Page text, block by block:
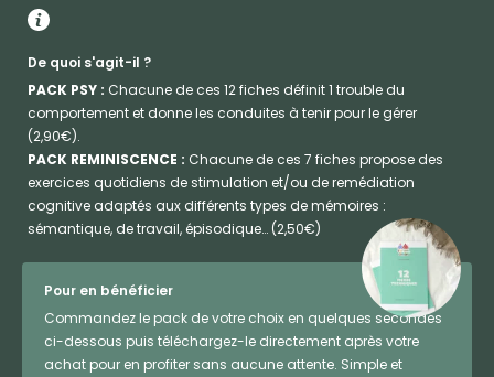
De quoi s'agit-il ?
PACK PSY : Chacune de ces 12 fiches définit 1 trouble du
comportement et donne les conduites à tenir pour le gérer
(2,90€).
PACK REMINISCENCE : Chacune de ces 7 fiches propose des
exercices quotidiens de stimulation et/ou de remédiation
cognitive adaptés aux différents types de mémoires :
sémantique, de travail, épisodique… (2,50€)
Pour en bénéficier
Commandez le pack de votre choix en quelques secondes
ci-dessous puis téléchargez-le directement après votre
achat pour en profiter sans aucune attente. Simple et